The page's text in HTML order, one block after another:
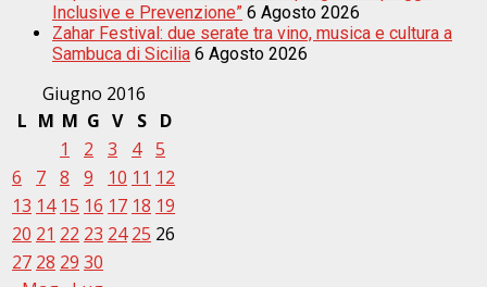
Inclusive e Prevenzione” 6 Agosto 2026
Zahar Festival: due serate tra vino, musica e cultura a
Sambuca di Sicilia 6 Agosto 2026
Giugno 2016
L M M G V S
D
1
2 3 4 5
6
7 8 9 10 11 12
13 14 15 16 17 18 19
20 21 22 23 24 25 26
27 28 29 30